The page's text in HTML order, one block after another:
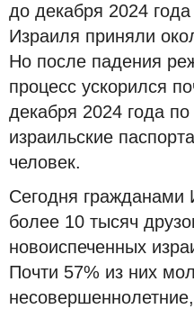
до декабря 2024
Израиля приняли
Но после падения
процесс ускорился
декабря 2024 года
израильские
человек.
Сегодня гражданами
более 10 тысяч
новоиспеченных
Почти 57% из них